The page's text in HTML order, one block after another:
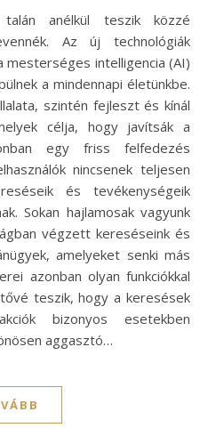
Az új technológiák
mesterséges intelligencia (AI)
a mindennapi életünkbe.
szintén fejleszt és kínál
célja, hogy javítsák a
egy friss felfedezés
nincsenek teljesen
és tevékenységeik
Sokan hajlamosak vagyunk
végzett kereséseink és
amelyeket senki más
azonban olyan funkciókkal
teszik, hogy a keresések
bizonyos esetekben
aggasztó…